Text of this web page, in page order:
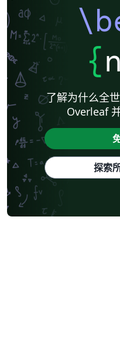
{
了解为什么全
Overleaf
探索